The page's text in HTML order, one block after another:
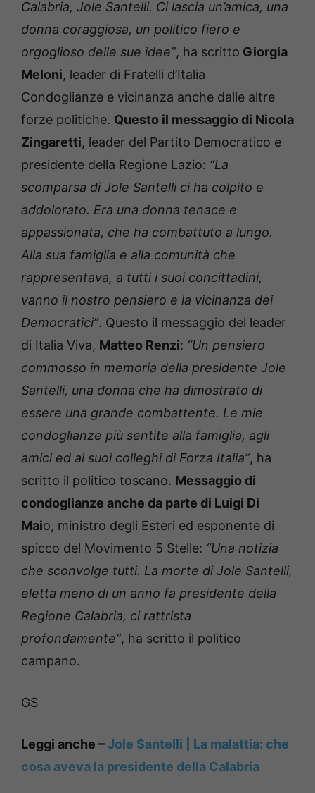
Calabria, Jole Santelli. Ci lascia un’amica, una
donna coraggiosa, un politico fiero e
orgoglioso delle sue idee”, ha scritto Giorgia
Meloni, leader di Fratelli d’Italia
Condoglianze e vicinanza anche dalle altre
forze politiche. Questo il messaggio di Nicola
Zingaretti, leader del Partito Democratico e
presidente della Regione Lazio: “La
scomparsa di Jole Santelli ci ha colpito e
addolorato. Era una donna tenace e
appassionata, che ha combattuto a lungo.
Alla sua famiglia e alla comunità che
rappresentava, a tutti i suoi concittadini,
vanno il nostro pensiero e la vicinanza dei
Democratici”. Questo il messaggio del leader
di Italia Viva, Matteo Renzi: “Un pensiero
commosso in memoria della presidente Jole
Santelli, una donna che ha dimostrato di
essere una grande combattente. Le mie
condoglianze più sentite alla famiglia, agli
amici ed ai suoi colleghi di Forza Italia”, ha
scritto il politico toscano. Messaggio di
condoglianze anche da parte di Luigi Di
Maio, ministro degli Esteri ed esponente di
spicco del Movimento 5 Stelle: “Una notizia
che sconvolge tutti. La morte di Jole Santelli,
eletta meno di un anno fa presidente della
Regione Calabria, ci rattrista
profondamente”, ha scritto il politico
campano.
GS
Leggi anche –Jole Santelli | La malattia: che
cosa aveva la presidente della Calabria